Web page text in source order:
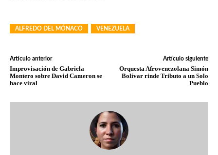
ALFREDO DEL MÓNACO VENEZUELA
Artículo anterior
Improvisación de Gabriela
Montero sobre David Cameron se
hace viral
Artículo siguiente
Orquesta Afrovenezolana Simón
Bolívar rinde Tributo a un Solo
Pueblo